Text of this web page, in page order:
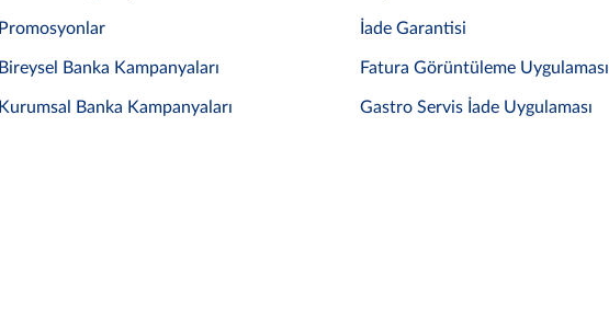
Promosyonlar
Bireysel Banka Kampanyaları
Kurumsal Banka Kampanyaları
İade Garantisi
Fatura Görüntüleme Uygulaması
Gastro Servis İade Uygulaması